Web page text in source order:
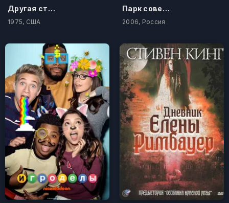
Другая сторона горы
1975, США
Парк советского периода
2006, Россия